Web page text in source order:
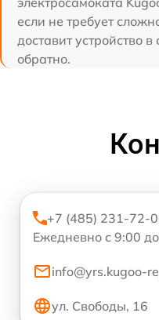
если не требует
доставит устройство
обратно.
+7 (485) 231-72-
Ежедневно с 9:00
info@yrs.kugoo-
ул. Свободы, 16